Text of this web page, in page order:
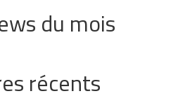
du mois
récents